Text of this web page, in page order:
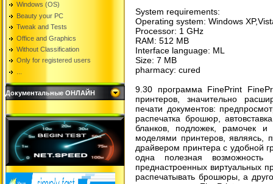
Windows (OS)
Beauty your PC
Tweak and Tests
Office and Graphics
Without Classification
Only for registered users
Документальные ОНЛАЙН
System requirements:
Operating system: Windows
Processor: 1 GHz
RAM: 512 MB
Interface language: ML
Size: 7 MB
pharmacy: cured
9.30 программа FinePrint
принтеров, значительно
печати документов:
распечатка брошюр,
бланков, подложек, рамочек
моделями принтеров, являясь,
драйвером принтера с удобной
одна полезная возможность
преднастроенных виртуальных
распечатывать брошюры, а